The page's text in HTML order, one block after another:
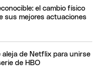
el cambio físico
sus mejores actuaciones
aleja de Netflix para unirse
de HBO